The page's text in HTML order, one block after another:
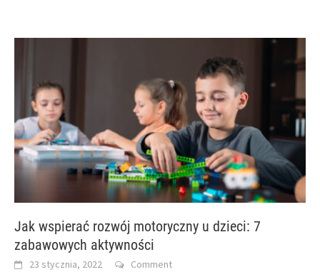
Jak wspierać rozwój motoryczny u dzieci: 7
zabawowych aktywności
23 stycznia, 2022 Comment